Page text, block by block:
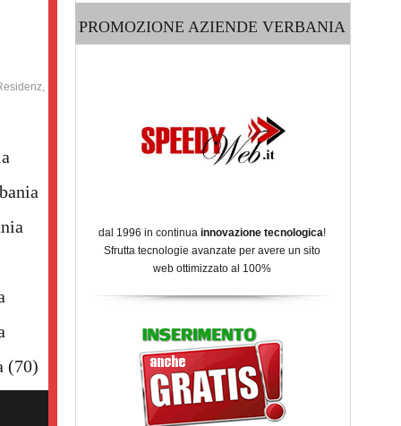
(70)
PROMOZIONE AZIENDE VERBANIA
dal 1996 in continua innovazione tecnologica!
Sfrutta tecnologie avanzate per avere un sito
web ottimizzato al 100%